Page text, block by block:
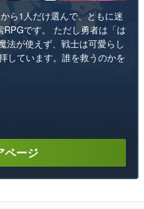
ら1人だけ選んで、ともに迷
です。 ただし勇者は「は
法が使えず、戦士は可愛らし
しています。誰を救うのかを
ページ